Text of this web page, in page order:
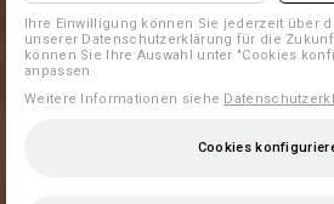
Ihre Einwilligung können Sie jederzeit über
unserer Datenschutzerklärung für die
können Sie Ihre Auswahl unter "Cookies
anpassen
Weitere Informationen siehe
Cookies